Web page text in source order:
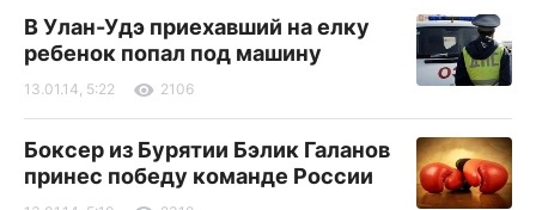
В Улан-Удэ приехавший на елку
ребенок попал под машину
13.01.14, 5:22 2106
Боксер из Бурятии Бэлик Галанов
принес победу команде России